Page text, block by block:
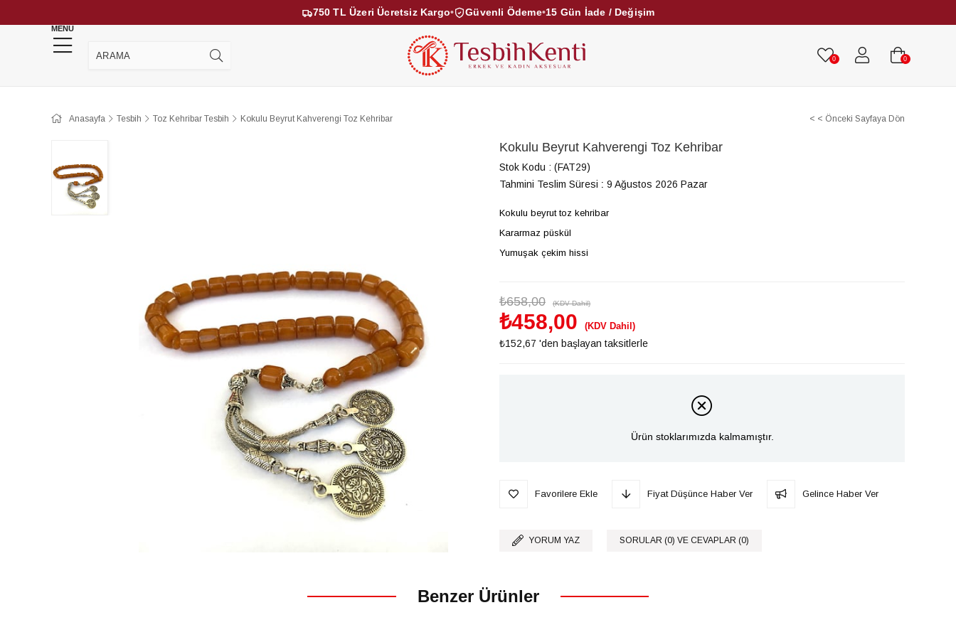
750 TL Üzeri Ücretsiz Kargo• Güvenli Ödeme•15 Gün İade / Değişim
MENU
0 0
KEHRİBAR TESBİHLER KUKA TESBİHLER
Anasayfa Tesbih Toz Kehribar Tesbih Kokulu Beyrut Kahverengi Toz Kehribar < < Önceki Sayfaya Dön
Kokulu Beyrut Kahverengi Toz Kehribar
Stok Kodu
(FAT29)
Tahmini Teslim Süresi : 9 Ağustos 2026 Pazar
Kokulu beyrut toz kehribar
Kararmaz püskül
Yumuşak çekim hissi
₺658,00 (KDV Dahil)
₺458,00 (KDV Dahil)
₺152,67 'den başlayan taksitlerle
Ürün stoklarımızda kalmamıştır.
Favorilere Ekle Fiyat Düşünce Haber Ver Gelince Haber Ver
YORUM YAZ SORULAR (0) VE CEVAPLAR (0)
Benzer Ürünler